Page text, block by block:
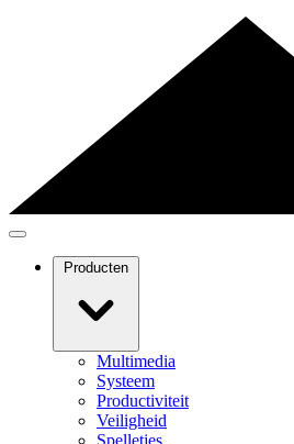
Producten
Multimedia
Systeem
Productiviteit
Veiligheid